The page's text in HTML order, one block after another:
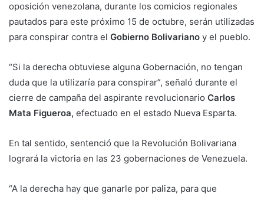
oposición venezolana, durante los comicios regionales
pautados para este próximo 15 de octubre, serán utilizadas
para conspirar contra el Gobierno Bolivariano y el pueblo.
“Si la derecha obtuviese alguna Gobernación, no tengan
duda que la utilizaría para conspirar”, señaló durante el
cierre de campaña del aspirante revolucionario Carlos
Mata Figueroa, efectuado en el estado Nueva Esparta.
En tal sentido, sentenció que la Revolución Bolivariana
logrará la victoria en las 23 gobernaciones de Venezuela.
“A la derecha hay que ganarle por paliza, para que